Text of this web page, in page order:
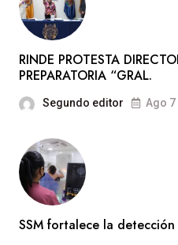
RINDE PROTESTA
PREPARATORIA “GRAL.
Segundo editor Ago 7
SSM fortalece la